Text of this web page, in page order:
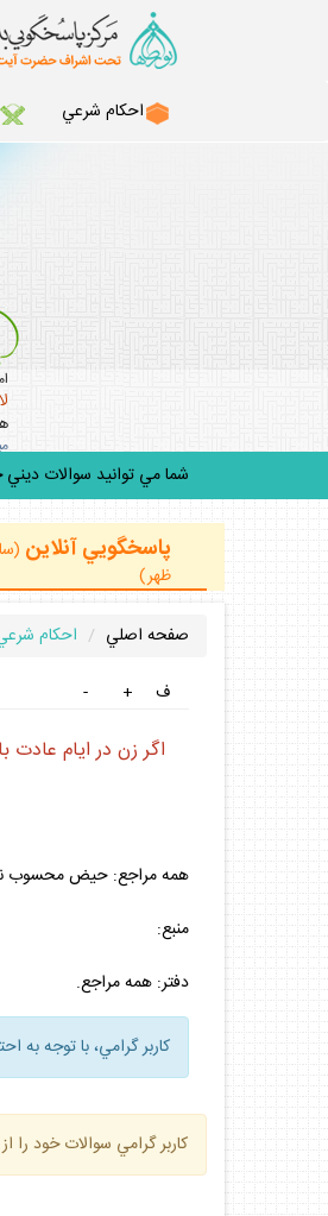
احكام شرعي
شما مي توانيد سوالات ديني خود را به
پاسخگويي آنلاين
ظهر)
صفحه اصلي احكام
ف
+
-
اگر زن در ايام
همه مراجع: حيض محسوب
منبع:
دفتر: همه مراجع.
كاربر گرامي، با توجه به
كاربر گرامي سوالات خود را